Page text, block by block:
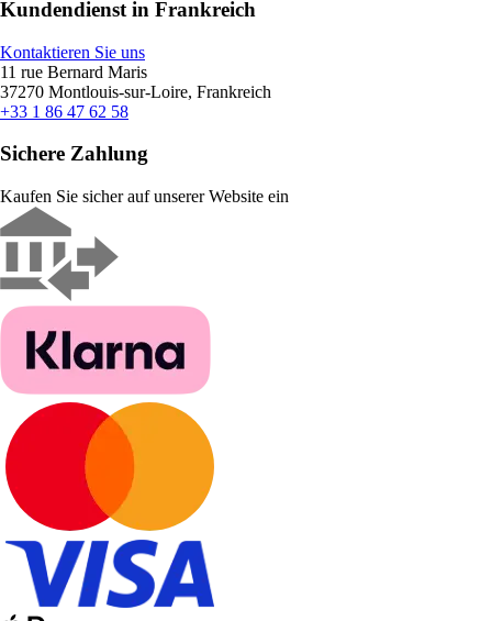
Kundendienst in Frankreich
Kontaktieren Sie uns
11 rue Bernard Maris
37270 Montlouis-sur-Loire, Frankreich
+33 1 86 47 62 58
Sichere Zahlung
Kaufen Sie sicher auf unserer Website ein